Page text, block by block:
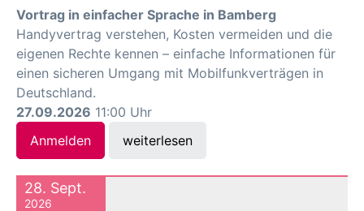
Vortrag in einfacher Sprache in Bamberg
Handyvertrag verstehen, Kosten vermeiden und die
eigenen Rechte kennen – einfache Informationen für
einen sicheren Umgang mit Mobilfunkverträgen in
Deutschland.
27.09.2026 11:00 Uhr
Anmelden
weiterlesen
28. Sept.
2026